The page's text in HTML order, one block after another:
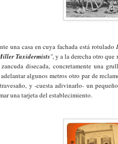
una casa en cuya fachada está rotulado
Taxidermists", y a la derecha otro que
disecada, concretamente una
algunos metrosotro par de
y -cuesta adivinarlo- un
una tarjeta del establecimiento.